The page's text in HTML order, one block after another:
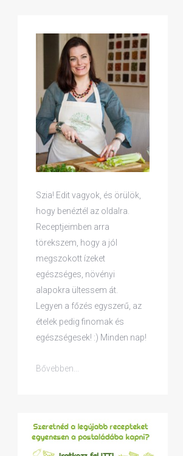
Szia! Edit vagyok, és örülök,
hogy benéztél az oldalra.
Receptjeimben arra
törekszem, hogy a jól
megszokott ízeket
egészséges, növényi
alapokra ültessem át.
Legyen a főzés egyszerű, az
ételek pedig finomak és
egészségesek! :) Minden nap!
Bővebben...